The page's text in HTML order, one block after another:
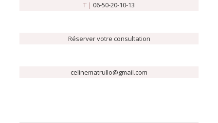
T | 06-50-20-10-13
Réserver votre consultation
celinematrullo@gmail.com